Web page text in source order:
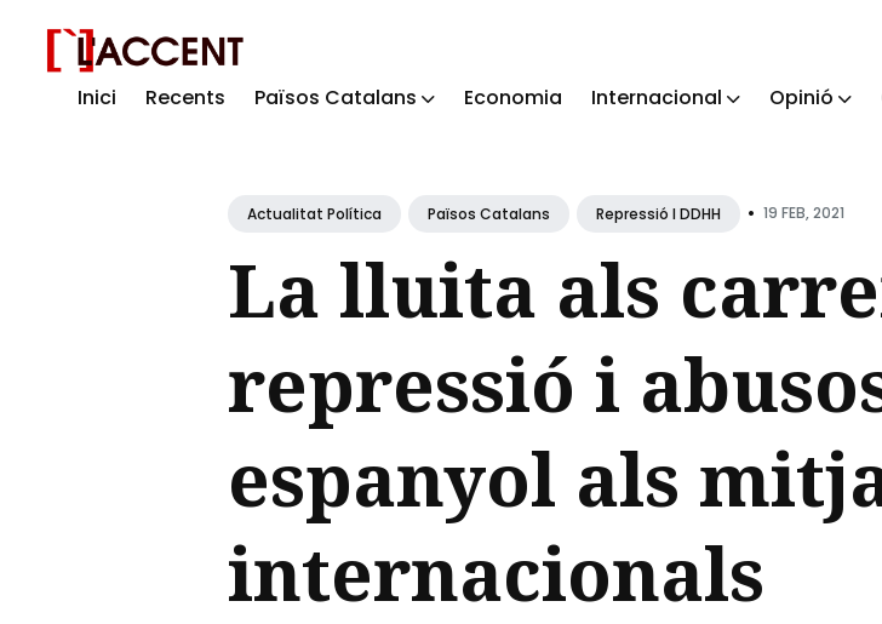
Inici Recents Països Catalans Economia Internacional Opinió
Blog
Actualitat Política Països Catalans Repressió I DDHH • 19 FEB, 2021
La lluita als
repressió i
espanyol als
internacionals